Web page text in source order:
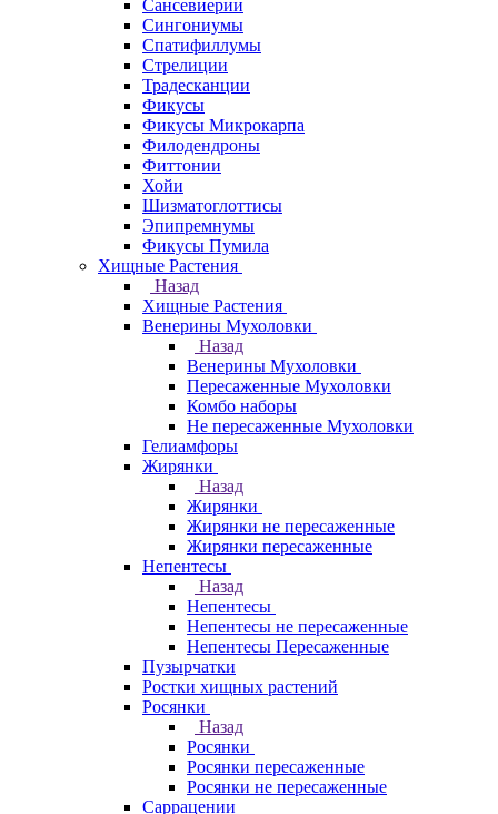
Сансевиерии
Сингониумы
Спатифиллумы
Стрелиции
Традесканции
Фикусы
Фикусы Микрокарпа
Филодендроны
Фиттонии
Хойи
Шизматоглоттисы
Эпипремнумы
Фикусы Пумила
Хищные Растения
Назад
Хищные Растения
Венерины Мухоловки
Назад
Венерины Мухоловки
Пересаженные Мухоловки
Комбо наборы
Не пересаженные Мухоловки
Гелиамфоры
Жирянки
Назад
Жирянки
Жирянки не пересаженные
Жирянки пересаженные
Непентесы
Назад
Непентесы
Непентесы не пересаженные
Непентесы Пересаженные
Пузырчатки
Ростки хищных растений
Росянки
Назад
Росянки
Росянки пересаженные
Росянки не пересаженные
Саррацении